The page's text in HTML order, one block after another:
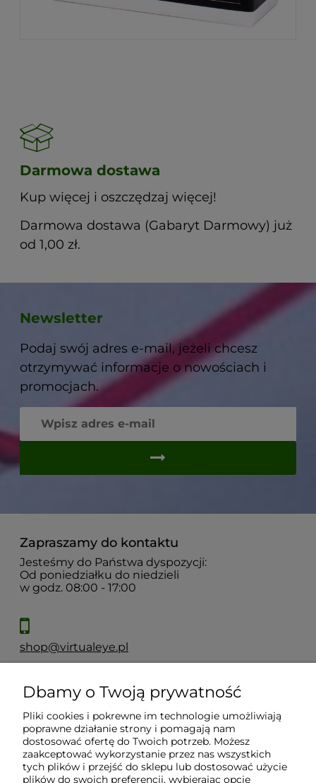
Darmowa dostawa
Kup więcej i oszczędzaj więcej!
Darmowa dostawa (Gabaryt Darmowy) już
od 1,00 zł.
Newsletter
Podaj swój adres e-mail, jeżeli chcesz
otrzymywać informacje o nowościach i
promocjach.
Zapraszamy do kontaktu
Jesteśmy do Państwa dyspozycji:
Od poniedziałku do niedzieli
w godz. 08:00 - 17:00
shop@virtualeye.pl
Moje konto
Płatności i dostawa
Dbamy o Twoją prywatność
Pliki cookies i pokrewne im technologie umożliwiają
poprawne działanie strony i pomagają nam
dostosować ofertę do Twoich potrzeb. Możesz
zaakceptować wykorzystanie przez nas wszystkich
tych plików i przejść do sklepu lub dostosować użycie
plików do swoich preferencji, wybierając opcję